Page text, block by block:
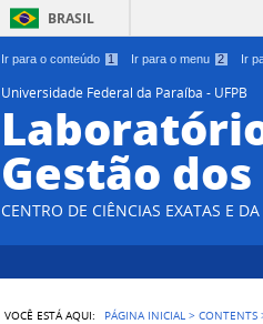
Ir para o conteúdo 1 Ir para o menu 2 Ir
BRASIL
Universidade Federal da Paraíba - UFPB
Gestão
CENTRO DE CIÊNCIAS EXATAS E
VOCÊ ESTÁ AQUI: PÁGINA INICIAL >CONTENTS